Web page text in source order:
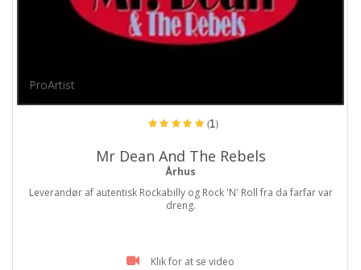
ProArtist
(1)
Mr Dean And The Rebels
Århus
Leverandør af autentisk Rockabilly og Rock 'N' Roll fra da farfar var
dreng.
Klik for at se video